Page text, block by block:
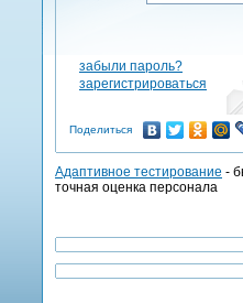
забыли пароль?
зарегистрироваться
Поделиться
Адаптивное тестирование -
точная оценка персонала